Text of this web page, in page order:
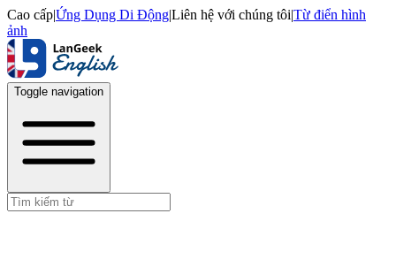
Cao cấp|Ứng Dụng Di Động|Liên hệ với chúng tôi|Từ điển hình
ảnh
Toggle navigation